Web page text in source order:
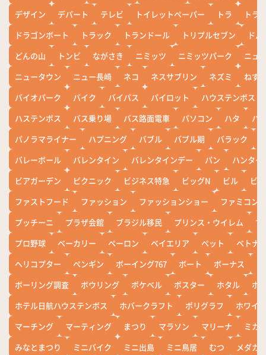
デザイン
デパート テレビ トイレットペーパー トラ
トラ
ドラゴンボート
トラック トランドール トリプルセブン
ド
どんの山
トンビ ながさき ニミッツ ニミッツパーク
ニュ
ニュータウン
ニュー長崎 ネコ ネスサブリン ネズミ
ねず
バイオパーク
バイク バイパス パイロット
ハウステンボス
ハステンボス
バス乗り場 バス路面電車 パソコン ハタ
ハ
パノラマライナー
ハプニング バブル バブル期 バラック
バレーボール
バレンタイン バレンタインデー パン
ハンター
ビアガーデン
ピクニック ビジネス特急 ビッグN ビル
ビワ
ファストフード
ファッション ファッションショー
ファミコン
プッチーニ
プラザ会館 ブラジル移民 プリンス・ウイレム
ブ
プロ野球
ベーカリー ペーロン ベイエリア ペット
ベトナ
ヘリコプター
ペンギン ボーイング767 ボート ボーナス
ボーリング調査
ボウリング ポケベル ポスター ホタル
ホ
ホテル日航ハウステンボス
ホバークラフト ポリグラフ
ホワイ
マーチング
マーティング まつり マラソン マリーナ
ミカ
みなとまつり
ミニバイク ミニ出島 ミニ鳥居 むつ
メダカ